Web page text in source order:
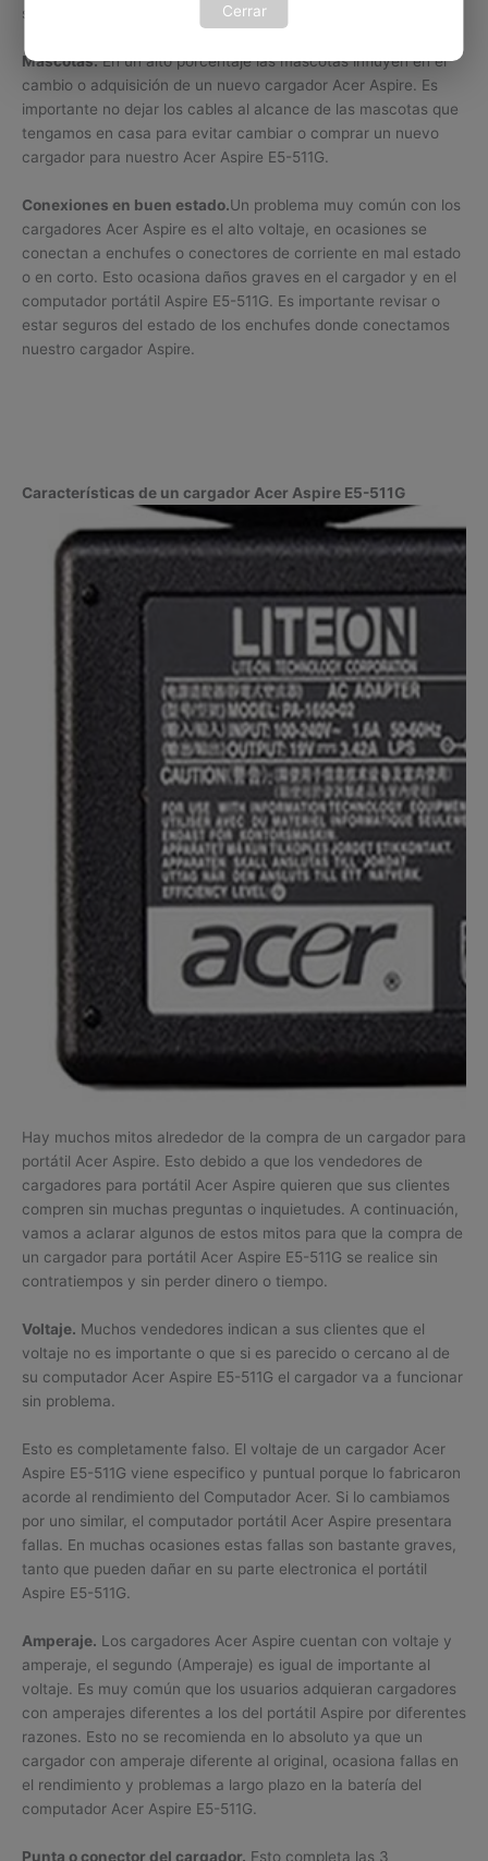
su parte interna, ocasionando fallas en el mismo.
Mascotas.En un alto porcentaje las mascotas influyen en el
cambio o adquisición de un nuevo cargador Acer Aspire. Es
importante no dejar los cables al alcance de las mascotas que
tengamos en casa para evitar cambiar o comprar un nuevo
cargador para nuestro Acer Aspire E5-511G.
Conexiones en buen estado.Un problema muy común con los
cargadores Acer Aspire es el alto voltaje, en ocasiones se
conectan a enchufes o conectores de corriente en mal estado
o en corto. Esto ocasiona daños graves en el cargador y en el
computador portátil Aspire E5-511G. Es importante revisar o
estar seguros del estado de los enchufes donde conectamos
nuestro cargador Aspire.
Características de un cargador Acer Aspire E5-511G
Hay muchos mitos alrededor de la compra de un cargador para
portátil Acer Aspire. Esto debido a que los vendedores de
cargadores para portátil Acer Aspire quieren que sus clientes
compren sin muchas preguntas o inquietudes. A continuación,
vamos a aclarar algunos de estos mitos para que la compra de
un cargador para portátil Acer Aspire E5-511G se realice sin
contratiempos y sin perder dinero o tiempo.
Voltaje. Muchos vendedores indican a sus clientes que el
voltaje no es importante o que si es parecido o cercano al de
su computador Acer Aspire E5-511G el cargador va a funcionar
sin problema.
Esto es completamente falso. El voltaje de un cargador Acer
Aspire E5-511G viene especifico y puntual porque lo fabricaron
acorde al rendimiento del Computador Acer. Si lo cambiamos
por uno similar, el computador portátil Acer Aspire presentara
fallas. En muchas ocasiones estas fallas son bastante graves,
tanto que pueden dañar en su parte electronica el portátil
Aspire E5-511G.
Amperaje. Los cargadores Acer Aspire cuentan con voltaje y
amperaje, el segundo (Amperaje) es igual de importante al
voltaje. Es muy común que los usuarios adquieran cargadores
con amperajes diferentes a los del portátil Aspire por diferentes
razones. Esto no se recomienda en lo absoluto ya que un
cargador con amperaje diferente al original, ocasiona fallas en
el rendimiento y problemas a largo plazo en la batería del
computador Acer Aspire E5-511G.
Punta o conector del cargador. Esto completa las 3
Cerrar